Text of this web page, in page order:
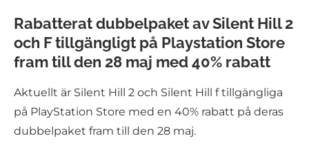
Rabatterat dubbelpaket av Silent Hill 2
och F tillgängligt på Playstation Store
fram till den 28 maj med 40% rabatt
Aktuellt är Silent Hill 2 och Silent Hill f tillgängliga
på PlayStation Store med en 40% rabatt på deras
dubbelpaket fram till den 28 maj.